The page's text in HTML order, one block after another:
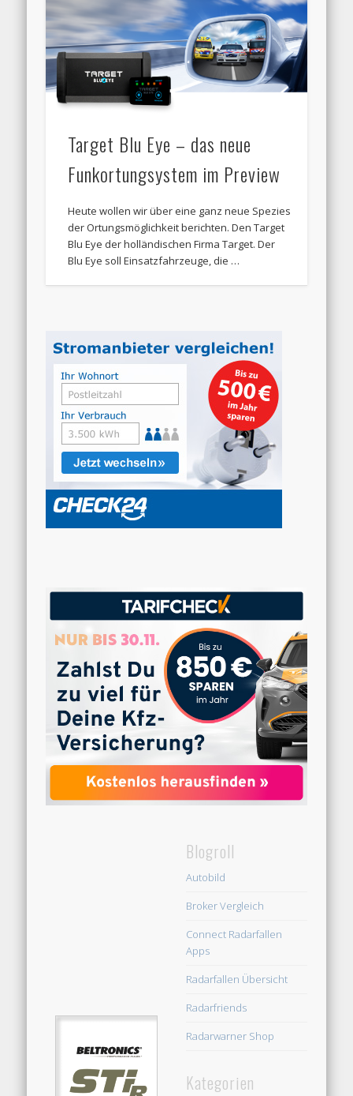
Target Blu Eye – das neue
Funkortungsystem im Preview
Heute wollen wir über eine ganz neue Spezies
der Ortungsmöglichkeit berichten. Den Target
Blu Eye der holländischen Firma Target. Der
Blu Eye soll Einsatzfahrzeuge, die …
Blogroll
Autobild
Broker Vergleich
Connect Radarfallen
Apps
Radarfallen Übersicht
Radarfriends
Radarwarner Shop
Kategorien